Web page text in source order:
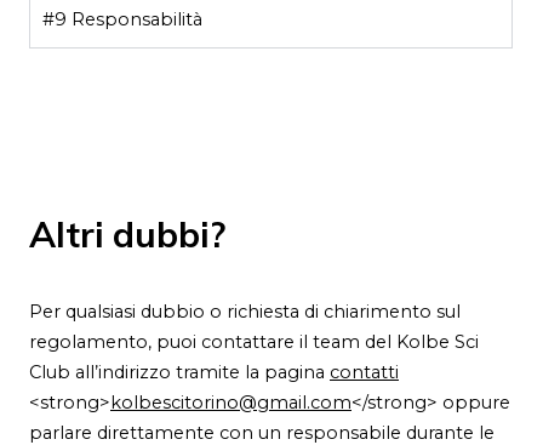
#9 Responsabilità
Altri dubbi?
Per qualsiasi dubbio o richiesta di chiarimento sul
regolamento, puoi contattare il team del Kolbe Sci
Club all’indirizzo tramite la pagina contatti
<strong>kolbescitorino@gmail.com</strong> oppure
parlare direttamente con un responsabile durante le